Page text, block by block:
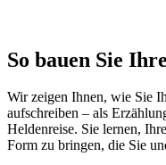
So bauen Sie
Wir zeigen Ihnen, wie Sie
aufschreiben – als
Heldenreise. Sie lernen,
Form zu bringen, die Sie